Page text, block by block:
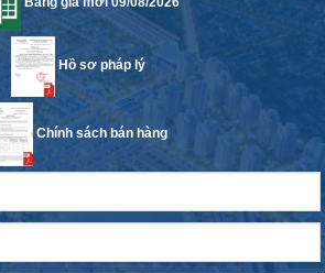
Hồ sơ pháp lý
Chính sách bán hàng